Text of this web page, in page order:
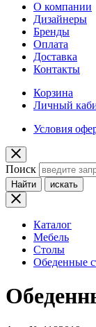
О компании
Дизайнеры
Бренды
Оплата
Доставка
Контакты
Корзина
Личный
Условия
Поиск
Найти искать
Каталог
Мебель
Столы
Обеденные